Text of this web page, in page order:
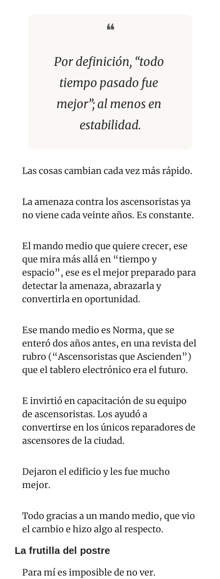
❝
Por definición, “todo
tiempo pasado fue
mejor”; al menos en
estabilidad.
Las cosas cambian cada vez más rápido.
La amenaza contra los ascensoristas ya
no viene cada veinte años. Es constante.
El mando medio que quiere crecer, ese
que mira más allá en “tiempo y
espacio”, ese es el mejor preparado para
detectar la amenaza, abrazarla y
convertirla en oportunidad.
Ese mando medio es Norma, que se
enteró dos años antes, en una revista del
rubro (“Ascensoristas que Ascienden”)
que el tablero electrónico era el futuro.
E invirtió en capacitación de su equipo
de ascensoristas. Los ayudó a
convertirse en los únicos reparadores de
ascensores de la ciudad.
Dejaron el edificio y les fue mucho
mejor.
Todo gracias a un mando medio, que vio
el cambio e hizo algo al respecto.
La frutilla del postre
Para mí es imposible de no ver.